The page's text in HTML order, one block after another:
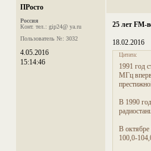
ПРосто
Россия
Конт. тел.: gip24@ ya.ru
Пользователь №: 3032
4.05.2016
15:14:46
25 лет FM-
18.02.2016
Цитата:
1991 год
МГц
В 1990
В октябре
100,0-